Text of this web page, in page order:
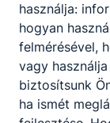
Elképesztő
kadét a
táborban!
2026. júl. 8.
használja:
hogyan
felmérésével,
vagy
biztosítsunk
ha ismét